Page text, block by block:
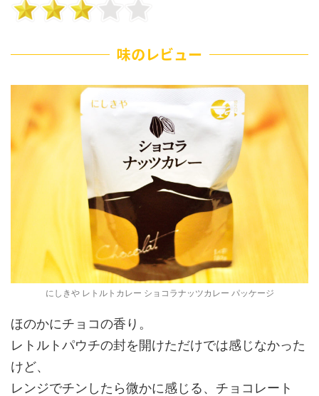
味のレビュー
にしきや レトルトカレー ショコラナッツカレー パッケージ
ほのかにチョコの香り。
レトルトパウチの封を開けただけでは感じなかった
けど、
レンジでチンしたら微かに感じる、チョコレート